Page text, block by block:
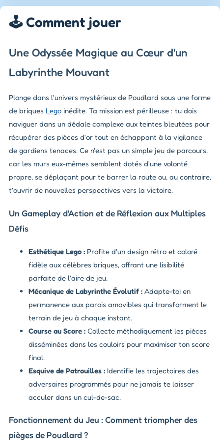
🕹️ Comment jouer
Une Odyssée Magique au Cœur d'un
Labyrinthe Mouvant
Plonge dans l'univers mystérieux de Poudlard sous une forme
de briques Lego inédite. Ta mission est périlleuse : tu dois
naviguer dans un dédale complexe aux teintes bleutées pour
récupérer des pièces d'or tout en échappant à la vigilance
de gardiens tenaces. Ce n'est pas un simple jeu de parcours,
car les murs eux-mêmes semblent dotés d'une volonté
propre, se déplaçant pour te barrer la route ou, au contraire,
t'ouvrir de nouvelles perspectives vers la victoire.
Un Gameplay d'Action et de Réflexion aux Multiples
Défis
Esthétique Lego : Profite d'un design rétro et coloré
fidèle aux célèbres briques, offrant une lisibilité
parfaite de l'aire de jeu.
Mécanique de Labyrinthe Évolutif : Adapte-toi en
permanence aux parois amovibles qui transforment le
terrain de jeu à chaque instant.
Course au Score : Collecte méthodiquement les pièces
disséminées dans les couloirs pour maximiser ton score
final.
Esquive de Patrouilles : Identifie les trajectoires des
adversaires programmés pour ne jamais te laisser
acculer dans un cul-de-sac.
Fonctionnement du Jeu : Comment triompher des
pièges de Poudlard ?